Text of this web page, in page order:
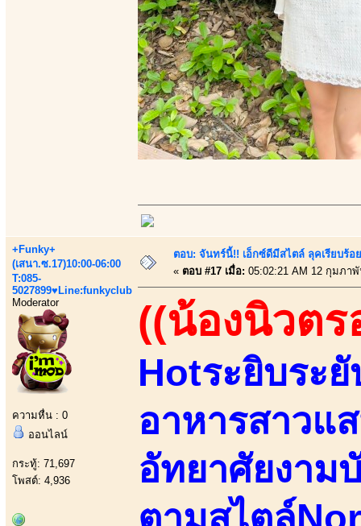
+Funky+
(เสนา.ซ.17)10:00-06:00
T:085-
5027899♥Line:funkyclub
Moderator
ความหื่น : 0
ออนไลน์
กระทู้: 71,697
โพสต์: 4,936
ตอบ: จันทร์นี้!! เอ็กซ์ดีมีสไตล์ ลุคเรียบร้
« ตอบ #17 เมื่อ: 05:02:21 AM 12 กุมภา
((น้องนิวตร
Hotระยิบระ
อาหารสาวแ
อัทยาศัยงาม